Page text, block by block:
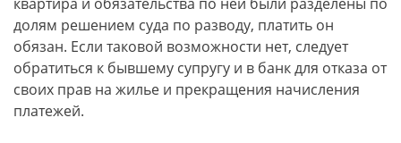
долям решением суда по разводу, платить он
обязан. Если таковой возможности нет, следует
обратиться к бывшему супругу и в банк для отказа от
своих прав на жилье и прекращения начисления
платежей.